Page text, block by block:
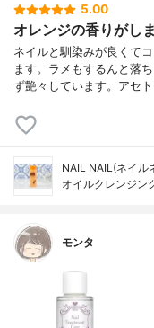
5.00
オレンジの香りがしま
ネイルと馴染みが良くて
ます。ラメもするんと落
ず艶々しています。アセ
NAIL NAIL(ネイル
オイルクレンジン
モンタ